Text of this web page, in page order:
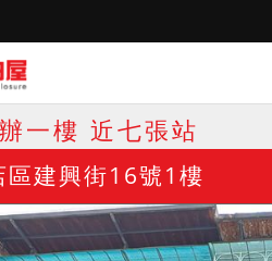
一樓 近七張站
區建興街16號1樓